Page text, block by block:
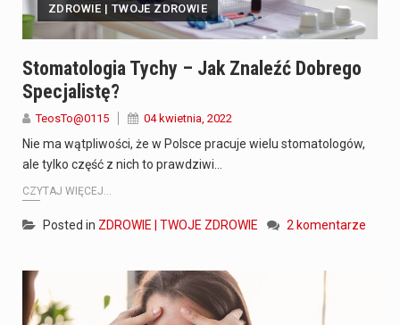
ZDROWIE | TWOJE ZDROWIE
Stomatologia Tychy – Jak Znaleźć Dobrego
Specjalistę?
TeosTo@0115 04 kwietnia, 2022
Nie ma wątpliwości, że w Polsce pracuje wielu stomatologów,
ale tylko część z nich to prawdziwi…
CZYTAJ WIĘCEJ...
Posted in ZDROWIE | TWOJE ZDROWIE 2 komentarze